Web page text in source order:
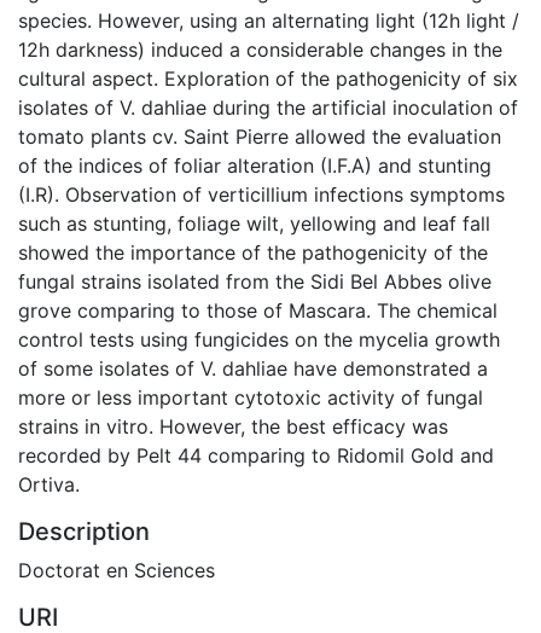
species. However, using an alternating light (12h light /
12h darkness) induced a considerable changes in the
cultural aspect. Exploration of the pathogenicity of six
isolates of V. dahliae during the artificial inoculation of
tomato plants cv. Saint Pierre allowed the evaluation
of the indices of foliar alteration (I.F.A) and stunting
(I.R). Observation of verticillium infections symptoms
such as stunting, foliage wilt, yellowing and leaf fall
showed the importance of the pathogenicity of the
fungal strains isolated from the Sidi Bel Abbes olive
grove comparing to those of Mascara. The chemical
control tests using fungicides on the mycelia growth
of some isolates of V. dahliae have demonstrated a
more or less important cytotoxic activity of fungal
strains in vitro. However, the best efficacy was
recorded by Pelt 44 comparing to Ridomil Gold and
Ortiva.
Description
Doctorat en Sciences
URI